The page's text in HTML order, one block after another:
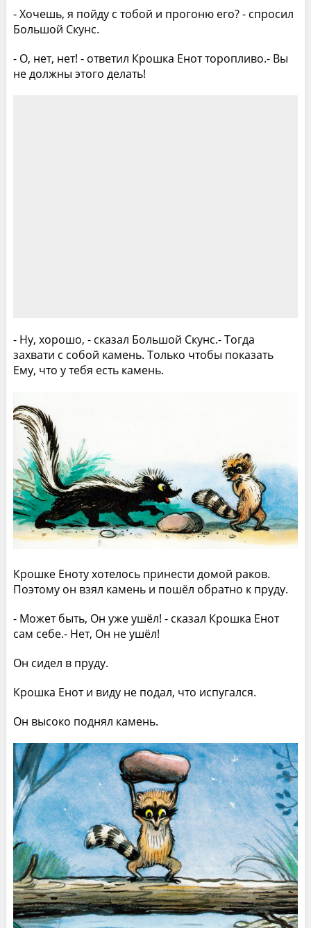
- Хочешь, я пойду с тобой и прогоню его? - спросил
Большой Скунс.
- О, нет, нет! - ответил Крошка Енот торопливо.- Вы
не должны этого делать!
- Ну, хорошо, - сказал Большой Скунс.- Тогда
захвати с собой камень. Только чтобы показать
Ему, что у тебя есть камень.
Крошке Еноту хотелось принести домой раков.
Поэтому он взял камень и пошёл обратно к пруду.
- Может быть, Он уже ушёл! - сказал Крошка Енот
сам себе.- Нет, Он не ушёл!
Он сидел в пруду.
Крошка Енот и виду не подал, что испугался.
Он высоко поднял камень.